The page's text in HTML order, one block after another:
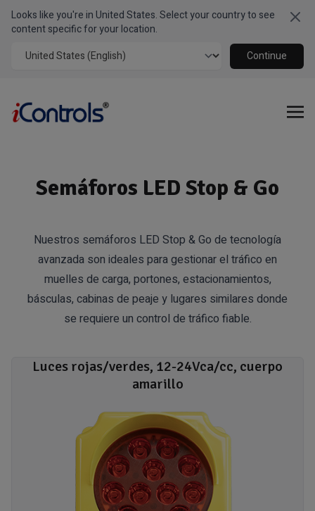
Looks like you're in United States. Select your country to see
content specific for your location.
Continue
Semáforos LED Stop & Go
Nuestros semáforos LED Stop & Go de tecnología
avanzada son ideales para gestionar el tráfico en
muelles de carga, portones, estacionamientos,
básculas, cabinas de peaje y lugares similares donde
se requiere un control de tráfico fiable.
Luces rojas/verdes, 12-24Vca/cc, cuerpo
amarillo